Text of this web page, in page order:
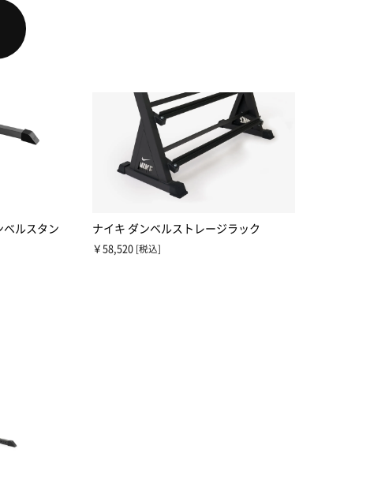
ベルスタン
ナイキ ダンベルストレージラック
￥58,520 [税込]